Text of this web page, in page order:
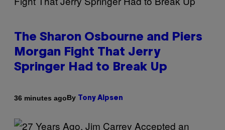
The Sharon Osbourne and Piers
Morgan Fight That Jerry
Springer Had to Break Up
36 minutes agoBy Tony Alpsen